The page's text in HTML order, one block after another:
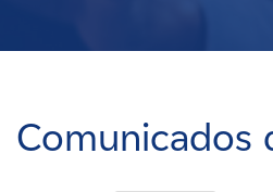
Carreras
Comunicados